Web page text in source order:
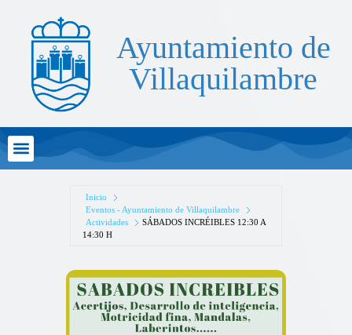
Ayuntamiento de
Villaquilambre
Inicio
Eventos - Ayuntamiento de Villaquilambre
Actividades
SÁBADOS INCRÉIBLES 12:30 A
14:30 H